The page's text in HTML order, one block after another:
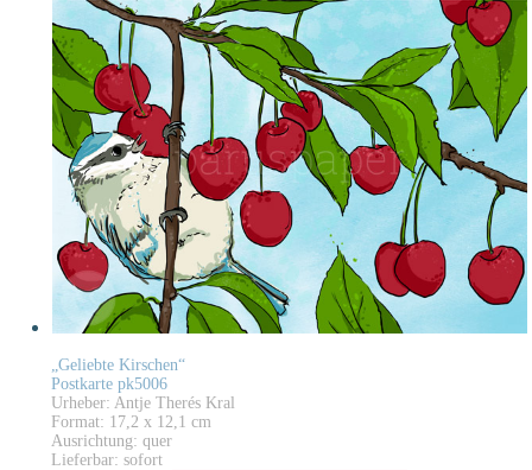
„Geliebte Kirschen“
Postkarte pk5006
Urheber: Antje Therés Kral
Format: 17,2 x 12,1 cm
Ausrichtung: quer
Lieferbar: sofort